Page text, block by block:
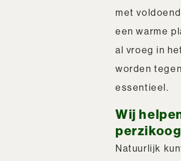
met
een warme
al vroeg in
worden
essentieel.
Wij
Natuurlijk